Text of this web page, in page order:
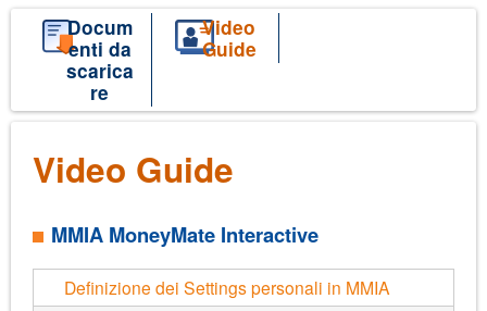
Salta
principale
Docum
enti da
scarica
re
Video
Guide
Video Guide
MMIA MoneyMate Interactive
Definizione dei Settings personali in MMIA